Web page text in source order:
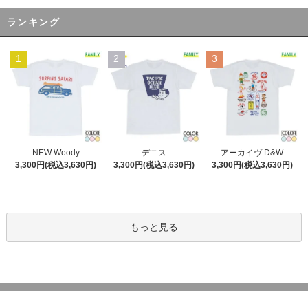
ランキング
1
NEW Woody
3,300円(税込3,630円)
2
デニス
3,300円(税込3,630円)
3
アーカイヴ D&W
3,300円(税込3,630円)
もっと見る